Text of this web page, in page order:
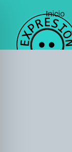
Inicio